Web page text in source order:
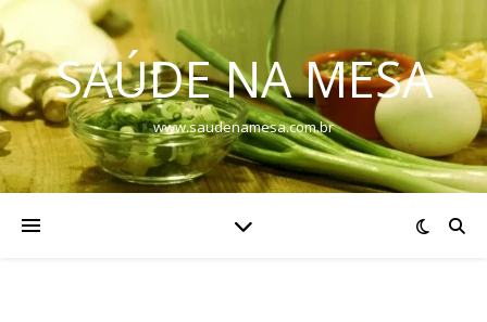
SAÚDE NA MESA
www.saudenamesa.com.br